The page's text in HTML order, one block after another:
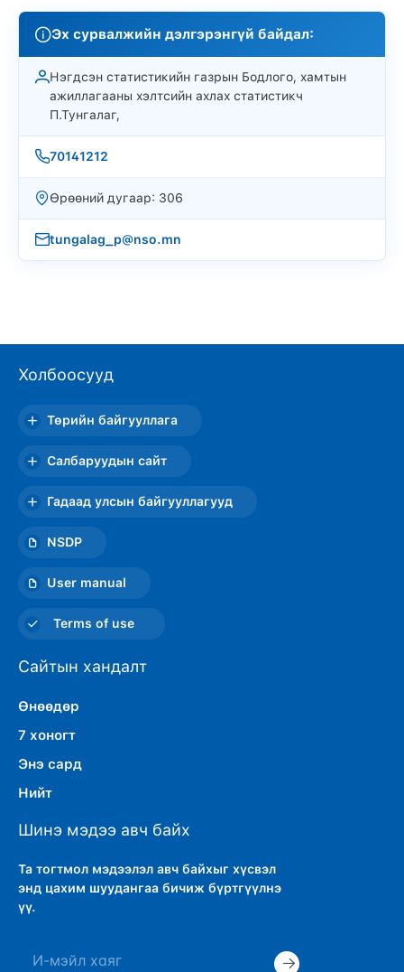
Эх сурвалжийн дэлгэрэнгүй байдал:
Нэгдсэн статистикийн газрын Бодлого, хамтын
ажиллагааны хэлтсийн ахлах статистикч
П.Тунгалаг,
70141212
Өрөөний дугаар: 306
tungalag_p@nso.mn
Холбоосууд
Төрийн байгууллага
Салбаруудын сайт
Гадаад улсын байгууллагууд
NSDP
User manual
Terms of use
Сайтын хандалт
Өнөөдөр
7 хоногт
Энэ сард
Нийт
Шинэ мэдээ авч байх
Та тогтмол мэдээлэл авч байхыг хүсвэл
энд цахим шуудангаа бичиж бүртгүүлнэ
үү.